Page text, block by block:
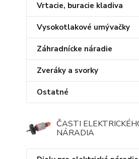
Vrtacie, buracie kladiva
Vysokotlakové umývačky
Záhradnícke náradie
Zveráky a svorky
Ostatné
ČASTI
NÁRADIA